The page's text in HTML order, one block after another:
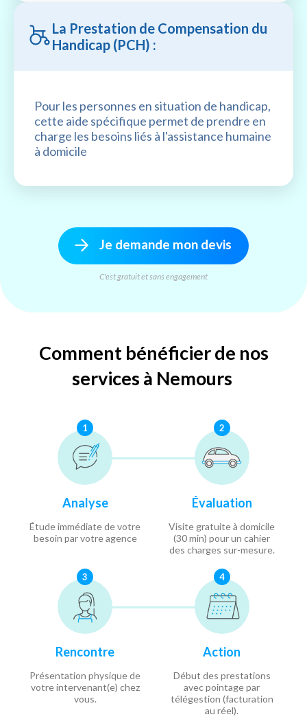
La Prestation de Compensation du
Handicap (PCH) :
Pour les personnes en situation de handicap,
cette aide spécifique permet de prendre en
charge les besoins liés à l'assistance humaine
à domicile
Je demande mon devis
C'est gratuit et sans engagement
Comment bénéficier de nos
services à Nemours
1
Analyse
Étude immédiate de votre
besoin par votre agence
2
Évaluation
Visite gratuite à domicile
(30 min) pour un cahier
des charges sur-mesure.
3
Rencontre
Présentation physique de
votre intervenant(e) chez
vous.
4
Action
Début des prestations
avec pointage par
télégestion (facturation
au réel).